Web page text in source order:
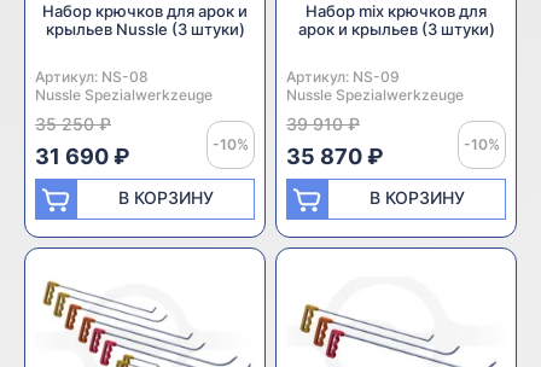
Набор крючков для арок и
крыльев Nussle (3 штуки)
Артикул: NS-08
Производитель:
Nussle Spezialwerkzeuge
35 250 ₽
-10%
31 690 ₽
В КОРЗИНУ
Набор mix крючков для
арок и крыльев (3 штуки)
Артикул: NS-09
Производитель:
Nussle Spezialwerkzeuge
39 910 ₽
-10%
35 870 ₽
В КОРЗИНУ